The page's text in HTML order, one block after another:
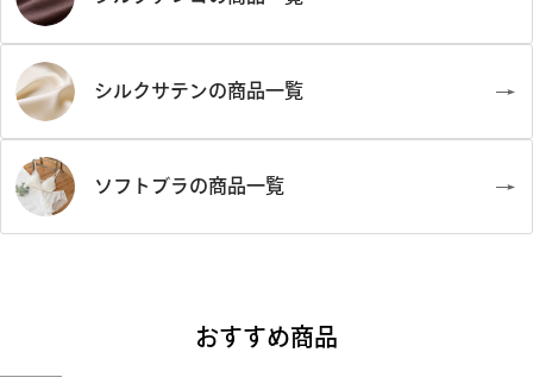
シルクサテンの商品一覧
ソフトブラの商品一覧
おすすめ商品